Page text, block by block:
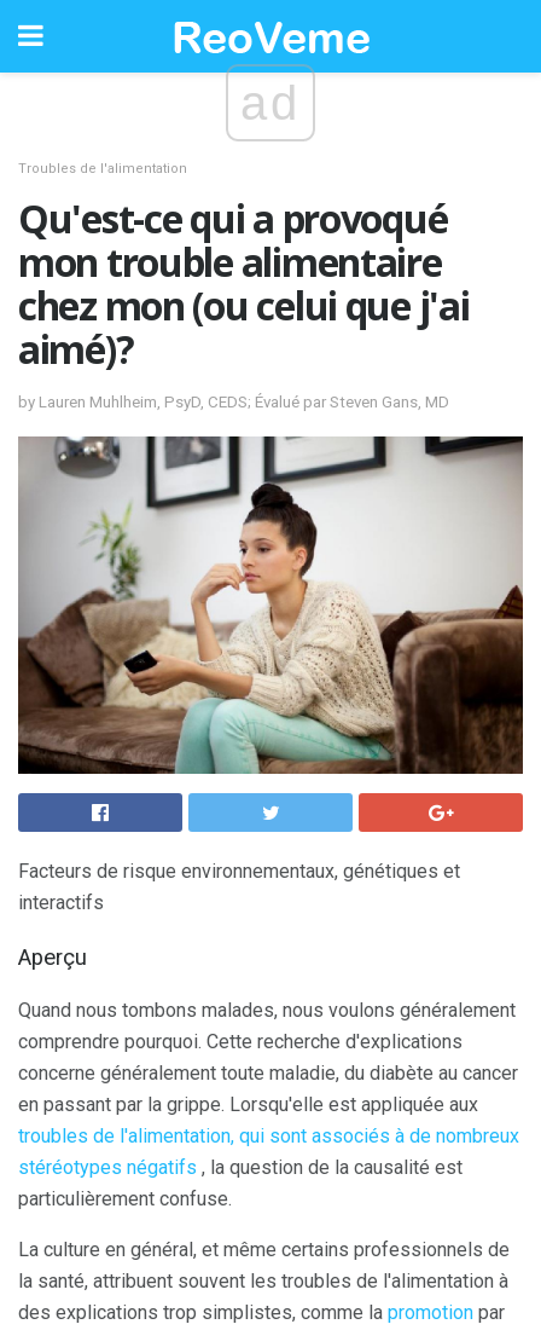
ad
Troubles de l'alimentation
Qu'est-ce qui a provoqué
mon trouble alimentaire
chez mon (ou celui que j'ai
aimé)?
by Lauren Muhlheim, PsyD, CEDS; Évalué par Steven Gans, MD
Facteurs de risque environnementaux, génétiques et
interactifs
Aperçu
Quand nous tombons malades, nous voulons généralement
comprendre pourquoi. Cette recherche d'explications
concerne généralement toute maladie, du diabète au cancer
en passant par la grippe. Lorsqu'elle est appliquée aux
troubles de l'alimentation, qui sont associés à de nombreux
stéréotypes négatifs , la question de la causalité est
particulièrement confuse.
La culture en général, et même certains professionnels de
la santé, attribuent souvent les troubles de l'alimentation à
des explications trop simplistes, comme la promotion par